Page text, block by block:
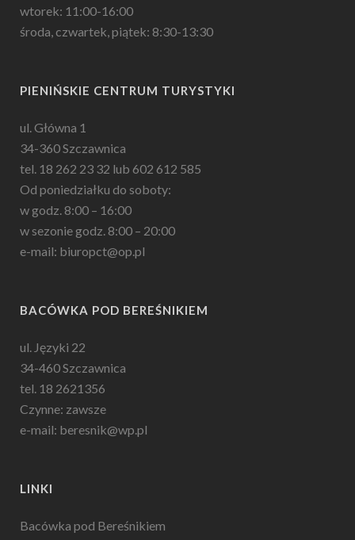
wtorek: 11:00-16:00
środa, czwartek, piątek: 8:30-13:30
PIENIŃSKIE CENTRUM TURYSTYKI
ul. Główna 1
34-360 Szczawnica
tel. 18 262 23 32 lub 602 612 585
Od poniedziałku do soboty:
w godz. 8:00 – 16:00
w sezonie godz. 8:00 – 20:00
e-mail: biuropct@op.pl
BACÓWKA POD BEREŚNIKIEM
ul. Języki 22
34-460 Szczawnica
tel. 18 2621356
Czynne: zawsze
e-mail: beresnik@wp.pl
LINKI
Bacówka pod Bereśnikiem